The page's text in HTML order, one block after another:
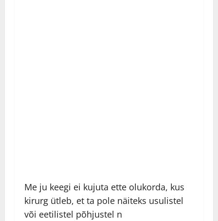
Me ju keegi ei kujuta ette olukorda, kus
kirurg ütleb, et ta pole näiteks usulistel
või eetilistel põhjustel n